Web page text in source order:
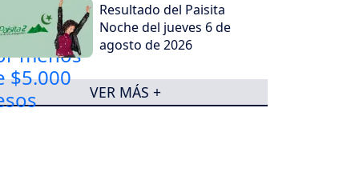
Resultado del Paisita
Noche del jueves 6 de
agosto de 2026
VER MÁS +